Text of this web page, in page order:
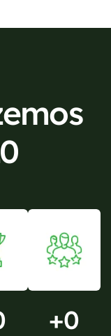
+0